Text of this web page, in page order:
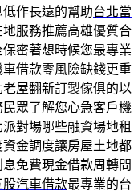
作長遠的幫助台北當
服務推薦高雄優質合
密著想時候您最專業
借款零風險缺錢更重
老屋翻新訂製傢俱的以
眾了解您心急客戶機
對場哪些融資場地租
金調度讓房屋土地都
息免費現金借款周轉問
股汽車借款最專業的台